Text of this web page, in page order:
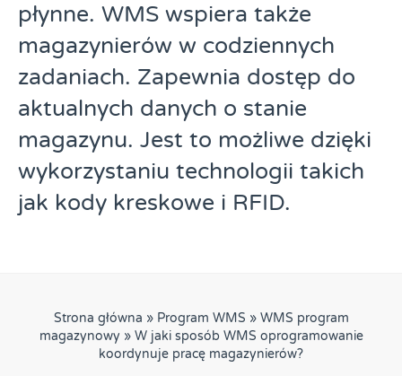
płynne. WMS wspiera także
magazynierów w codziennych
zadaniach. Zapewnia dostęp do
aktualnych danych o stanie
magazynu. Jest to możliwe dzięki
wykorzystaniu technologii takich
jak kody kreskowe i RFID.
Strona główna » Program WMS » WMS program
magazynowy » W jaki sposób WMS oprogramowanie
koordynuje pracę magazynierów?